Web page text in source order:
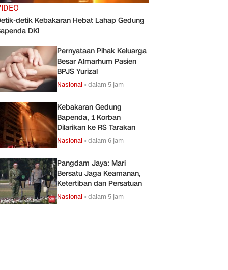
detik Kebakaran Hebat Lahap Gedung
DKI
Pernyataan Pihak Keluarga
Besar Almarhum Pasien
BPJS Yurizal
Nasional •dalam 5 jam
Kebakaran Gedung
Bapenda, 1 Korban
Dilarikan ke RS Tarakan
Nasional •dalam 6 jam
Pangdam Jaya: Mari
Bersatu Jaga Keamanan,
Ketertiban dan Persatuan
Nasional •dalam 5 jam